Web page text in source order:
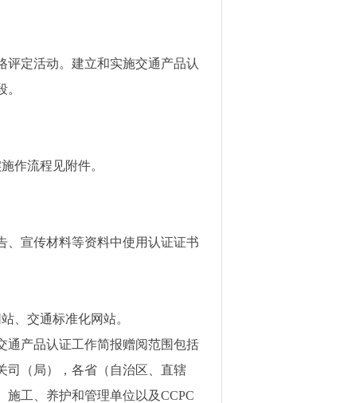
评定活动。建立和实施交通产品认
作流程见附件。
、宣传材料等资料中使用认证证书
、交通标准化网站。
通产品认证工作简报赠阅范围包括
司（局），各省（自治区、直辖
施工、养护和管理单位以及CCPC